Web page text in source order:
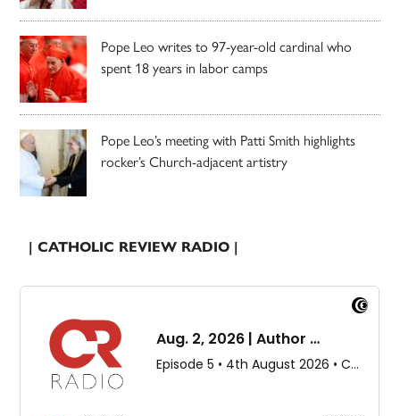
Pope Leo writes to 97-year-old cardinal who
spent 18 years in labor camps
Pope Leo’s meeting with Patti Smith highlights
rocker’s Church-adjacent artistry
| CATHOLIC REVIEW RADIO |